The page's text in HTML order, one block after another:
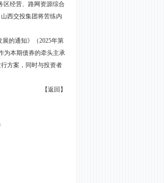
区经营、路网资源综合
西交投集团将苦练内
的通知》（2025年第
为本期债券的牵头主承
方案，同时与投资者
【返回】